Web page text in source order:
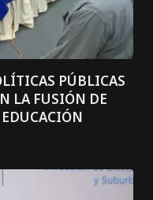
PÚBLICAS
LA FUSIÓN DE